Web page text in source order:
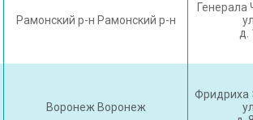
Рамонский р-н Рамонский р-н
Генерала
д.
Воронеж Воронеж
Фридриха